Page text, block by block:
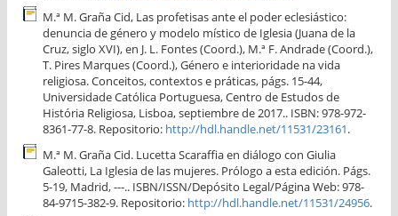
M.ª M. Graña Cid, Las profetisas ante el poder eclesiástico:
denuncia de género y modelo místico de Iglesia (Juana de la
Cruz, siglo XVI), en J. L. Fontes (Coord.), M.ª F. Andrade (Coord.),
T. Pires Marques (Coord.), Género e interioridade na vida
religiosa. Conceitos, contextos e práticas, págs. 15-44,
Universidade Católica Portuguesa, Centro de Estudos de
História Religiosa, Lisboa, septiembre de 2017.. ISBN: 978-972-
8361-77-8. Repositorio: http://hdl.handle.net/11531/23161.
M.ª M. Graña Cid. Lucetta Scaraffia en diálogo con Giulia
Galeotti, La Iglesia de las mujeres. Prólogo a esta edición. Págs.
5-19, Madrid, ---.. ISBN/ISSN/Depósito Legal/Página Web: 978-
84-9715-382-9. Repositorio: http://hdl.handle.net/11531/24956.